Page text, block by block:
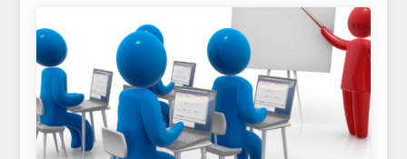
ΚΟΣΜΟΣ
ΕΙΔΗΣΕΙΣ
ΕΥΡΩΠΑΪΚΕΣ ΑΠΟΦΑΣΕΙΣ
ΘΕΜΑΤΑ